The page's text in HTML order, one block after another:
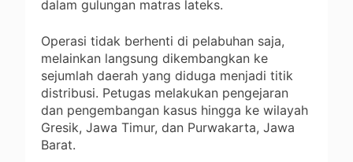
dalam gulungan matras lateks.
Operasi tidak berhenti di pelabuhan saja,
melainkan langsung dikembangkan ke
sejumlah daerah yang diduga menjadi titik
distribusi. Petugas melakukan pengejaran
dan pengembangan kasus hingga ke wilayah
Gresik, Jawa Timur, dan Purwakarta, Jawa
Barat.